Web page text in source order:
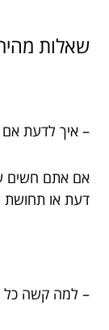
שאלות
– איך לדעת אם
אם אתם חשים
דעת או תחושת
– למה קשה כל